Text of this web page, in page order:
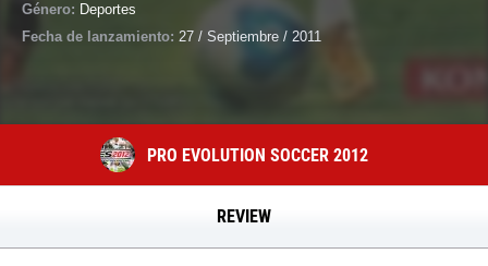
Género: Deportes
Fecha de lanzamiento: 27 / Septiembre / 2011
PRO EVOLUTION SOCCER 2012
REVIEW